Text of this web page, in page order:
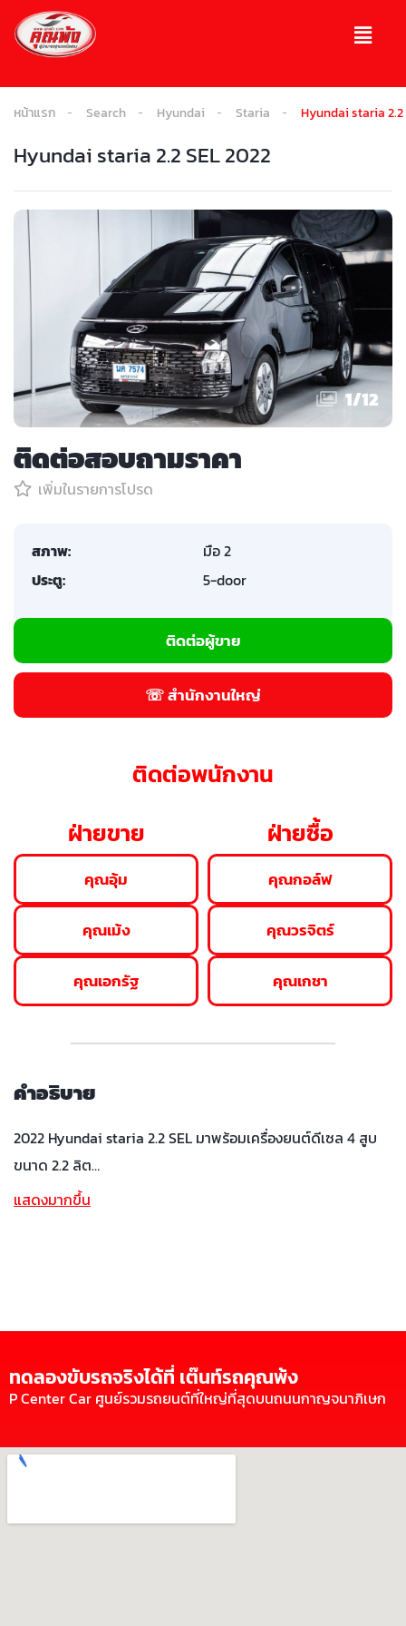
หน้าแรก Search Hyundai Staria Hyundai staria 2.2
Hyundai staria 2.2 SEL 2022
1/12
ติดต่อสอบถามราคา
เพิ่มในรายการโปรด
สภาพ:
มือ 2
ประตู:
5-door
ติดต่อผู้ขาย
☏ สำนักงานใหญ่
ติดต่อพนักงาน
ฝ่ายขาย
คุณอุ้ม
คุณเม้ง
คุณเอกรัฐ
ฝ่ายซื้อ
คุณกอล์ฟ
คุณวรจิตร์
คุณเกชา
คำอธิบาย
2022 Hyundai staria 2.2 SEL มาพร้อมเครื่องยนต์ดีเซล 4 สูบ
ขนาด 2.2 ลิต…
แสดงมากขึ้น
ทดลองขับรถจริงได้ที่ เต๊นท์รถคุณพ้ง
P Center Car ศูนย์รวมรถยนต์ที่ใหญ่ที่สุดบนถนนกาญจนาภิเษก